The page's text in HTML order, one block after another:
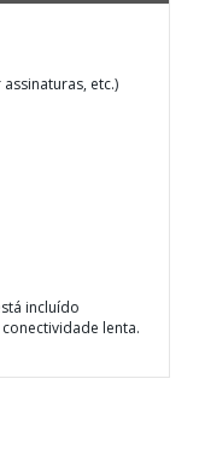
etc.)
incluído
lenta.